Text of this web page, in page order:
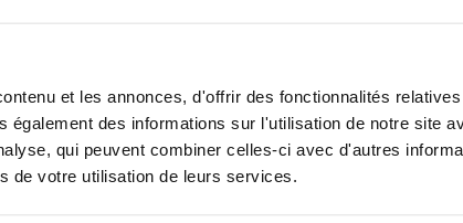
et les annonces, d'offrir des fonctionnalités
des informations sur l'utilisation de notre site
qui peuvent combiner celles-ci avec d'autres
de votre utilisation de leurs services.
Protection d'écran Samsung
Kit de Nettoyage Écran Qnect -